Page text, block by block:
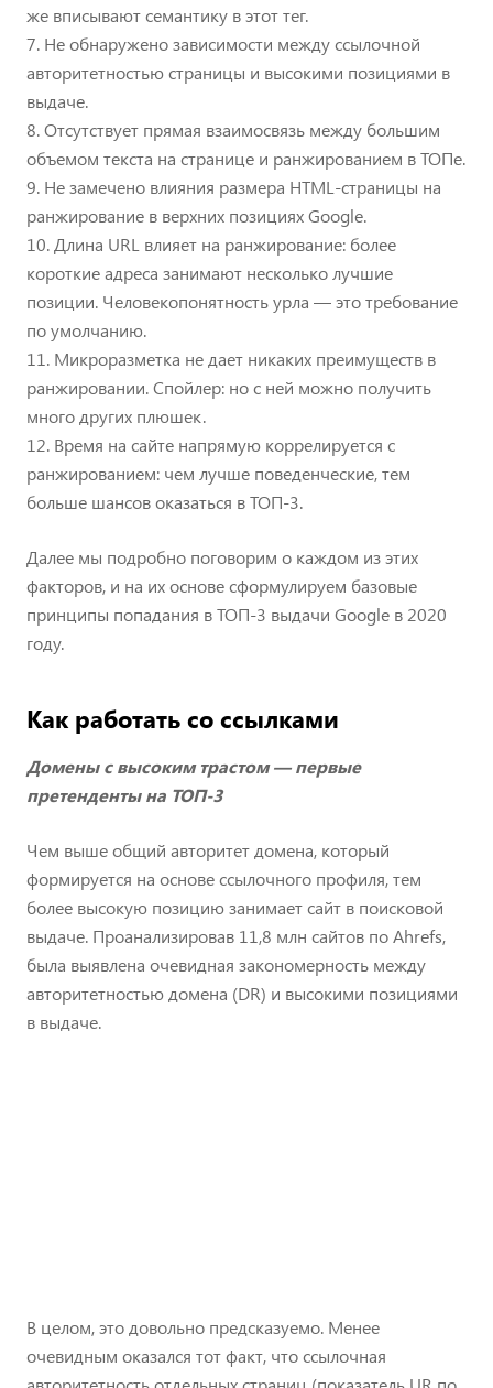
же вписывают семантику в этот тег.
7. Не обнаружено зависимости между ссылочной
авторитетностью страницы и высокими позициями в
выдаче.
8. Отсутствует прямая взаимосвязь между большим
объемом текста на странице и ранжированием в ТОПе.
9. Не замечено влияния размера HTML-страницы на
ранжирование в верхних позициях Google.
10. Длина URL влияет на ранжирование: более
короткие адреса занимают несколько лучшие
позиции. Человекопонятность урла — это требование
по умолчанию.
11. Микроразметка не дает никаких преимуществ в
ранжировании. Спойлер: но с ней можно получить
много других плюшек.
12. Время на сайте напрямую коррелируется с
ранжированием: чем лучше поведенческие, тем
больше шансов оказаться в ТОП-3.
Далее мы подробно поговорим о каждом из этих
факторов, и на их основе сформулируем базовые
принципы попадания в ТОП-3 выдачи Google в 2020
году.
Как работать со ссылками
Домены с высоким трастом — первые
претенденты на ТОП-3
Чем выше общий авторитет домена, который
формируется на основе ссылочного профиля, тем
более высокую позицию занимает сайт в поисковой
выдаче. Проанализировав 11,8 млн сайтов по Ahrefs,
была выявлена очевидная закономерность между
авторитетностью домена (DR) и высокими позициями
в выдаче.
В целом, это довольно предсказуемо. Менее
очевидным оказался тот факт, что ссылочная